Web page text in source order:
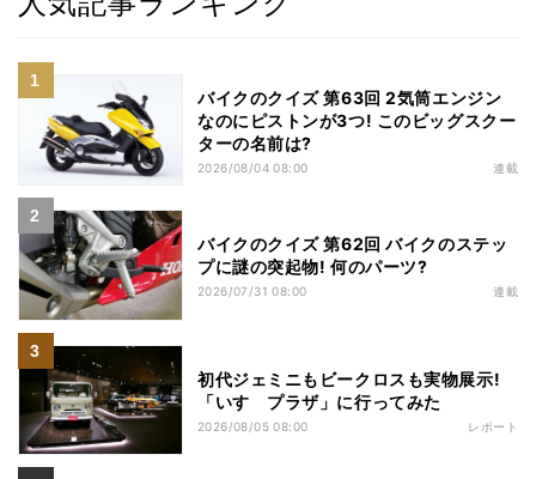
バイクのクイズ 第63回 2気筒エンジン
なのにピストンが3つ! このビッグスクー
ターの名前は?
2026/08/04 08:00 連載
バイクのクイズ 第62回 バイクのステッ
プに謎の突起物! 何のパーツ?
2026/07/31 08:00 連載
初代ジェミニもビークロスも実物展示!
「いすゞプラザ」に行ってみた
2026/08/05 08:00 レポート